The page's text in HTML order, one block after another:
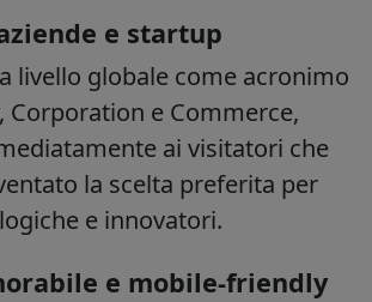
e startup
livello globale come acronimo
Corporation e Commerce,
ai visitatori che
la scelta preferita per
e innovatori.
e mobile-friendly